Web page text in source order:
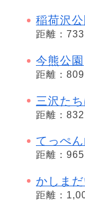
稲荷沢公
距離：
今熊公園
距離：
三沢た
距離：
てっぺ
距離：
かしま
距離：